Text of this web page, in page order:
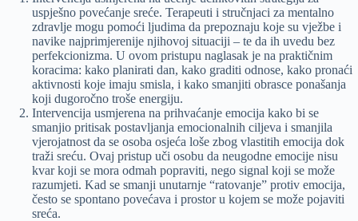
uspješno povećanje sreće. Terapeuti i stručnjaci za mentalno
zdravlje mogu pomoći ljudima da prepoznaju koje su vježbe i
navike najprimjerenije njihovoj situaciji – te da ih uvedu bez
perfekcionizma. U ovom pristupu naglasak je na praktičnim
koracima: kako planirati dan, kako graditi odnose, kako pronaći
aktivnosti koje imaju smisla, i kako smanjiti obrasce ponašanja
koji dugoročno troše energiju.
Intervencija usmjerena na prihvaćanje emocija kako bi se
smanjio pritisak postavljanja emocionalnih ciljeva i smanjila
vjerojatnost da se osoba osjeća loše zbog vlastitih emocija dok
traži sreću. Ovaj pristup uči osobu da neugodne emocije nisu
kvar koji se mora odmah popraviti, nego signal koji se može
razumjeti. Kad se smanji unutarnje “ratovanje” protiv emocija,
često se spontano povećava i prostor u kojem se može pojaviti
sreća.